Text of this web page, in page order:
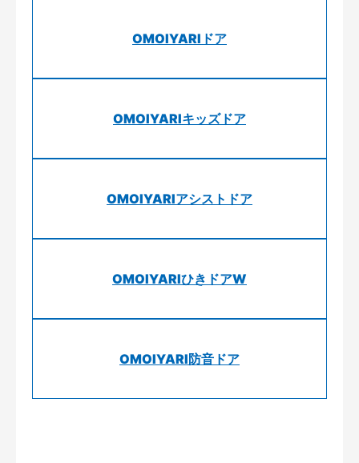
OMOIYARIドア
OMOIYARIキッズドア
OMOIYARIアシストドア
OMOIYARIひきドアW
OMOIYARI防音ドア